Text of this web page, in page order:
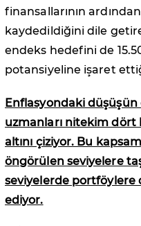
finansallarının
kaydedildiğini dile
endeks hedefini de
potansiyeline işaret
Enflasyondaki düşüşün
uzmanları nitekim dört
altını çiziyor. Bu
öngörülen seviyelere
seviyelerde portföylere
ediyor.